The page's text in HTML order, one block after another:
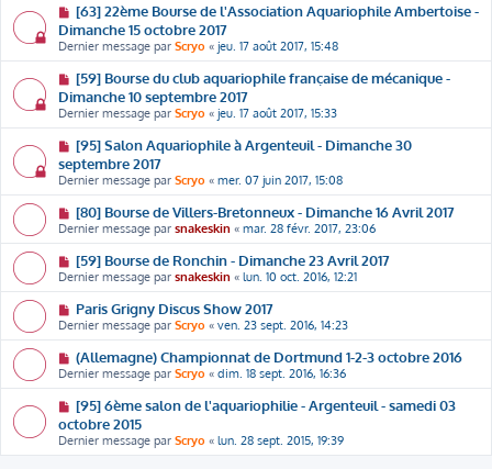
[63] 22ème Bourse de l'Association Aquariophile Ambertoise -
Dimanche 15 octobre 2017
Dernier message par Scryo « jeu. 17 août 2017, 15:48
[59] Bourse du club aquariophile française de mécanique -
Dimanche 10 septembre 2017
Dernier message par Scryo « jeu. 17 août 2017, 15:33
[95] Salon Aquariophile à Argenteuil - Dimanche 30
septembre 2017
Dernier message par Scryo « mer. 07 juin 2017, 15:08
[80] Bourse de Villers-Bretonneux - Dimanche 16 Avril 2017
Dernier message par snakeskin « mar. 28 févr. 2017, 23:06
[59] Bourse de Ronchin - Dimanche 23 Avril 2017
Dernier message par snakeskin « lun. 10 oct. 2016, 12:21
Paris Grigny Discus Show 2017
Dernier message par Scryo « ven. 23 sept. 2016, 14:23
(Allemagne) Championnat de Dortmund 1-2-3 octobre 2016
Dernier message par Scryo « dim. 18 sept. 2016, 16:36
[95] 6ème salon de l'aquariophilie - Argenteuil - samedi 03
octobre 2015
Dernier message par Scryo « lun. 28 sept. 2015, 19:39